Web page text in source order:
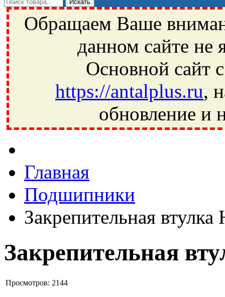
Обращаем Ваше
данном сайте не
Основной сайт
https://antalplus.ru,
обновление и
Ивантеевка, подшипники, пневматика, метизы, техника,
Главная
Подшипники
Закрепительная втулка
Закрепительная
Просмотров: 2144